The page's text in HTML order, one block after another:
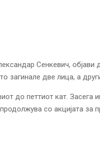
Сенкевич, објави
загинале две лица, а
до петтиот кат. Засега
со акцијата за